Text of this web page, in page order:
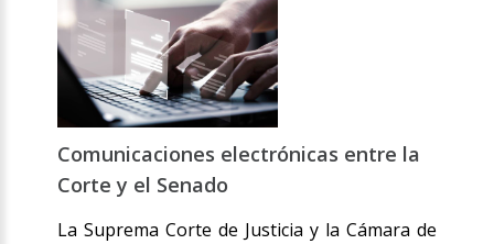
Comunicaciones electrónicas entre la
Corte y el Senado
La Suprema Corte de Justicia y la Cámara de